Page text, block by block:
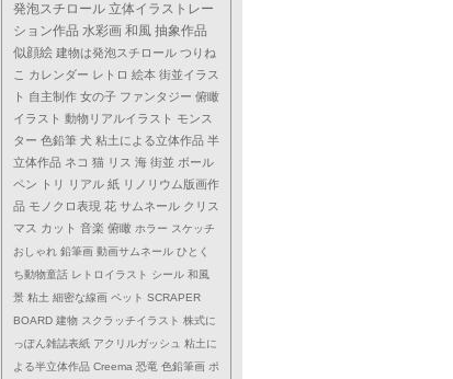
発泡スチロール 立体イラストレー
ション作品 水彩画 和風 抽象作品
似顔絵 建物は発泡スチロール つりね
こ カレンダー レトロ 絵本 街並イラス
ト 自主制作 女の子 ファンタジー 俯瞰
イラスト 動物リアルイラスト モンス
ター 色鉛筆 犬 粘土による立体作品 半
立体作品 ネコ 猫 リス 海 街並 ボール
ペン
トリ リアル 紙 リノリウム版画作
品 モノクロ表現 花 サムネール クリス
マス カット 音楽 俯瞰 ホラー スケッチ
おしゃれ 鉛筆画 動画サムネール ひとく
ち動物童話 レトロイラスト シール 和風
景 粘土 細密な線画 ペット SCRAPER
BOARD 建物 スクラッチイラスト 株式に
っぽん雑誌表紙 アクリルガッシュ 粘土に
よる半立体作品 Creema 恐竜 色鉛筆画 ポ